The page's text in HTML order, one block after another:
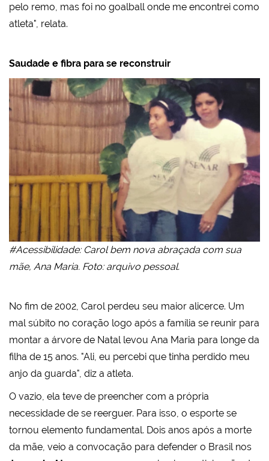
pelo remo, mas foi no goalball onde me encontrei como
atleta", relata.
Saudade e fibra para se reconstruir
#Acessibilidade: Carol bem nova abraçada com sua
mãe, Ana Maria. Foto: arquivo pessoal.
No fim de 2002, Carol perdeu seu maior alicerce. Um
mal súbito no coração logo após a família se reunir para
montar a árvore de Natal levou Ana Maria para longe da
filha de 15 anos. "Ali, eu percebi que tinha perdido meu
anjo da guarda", diz a atleta.
O vazio, ela teve de preencher com a própria
necessidade de se reerguer. Para isso, o esporte se
tornou elemento fundamental. Dois anos após a morte
da mãe, veio a convocação para defender o Brasil nos